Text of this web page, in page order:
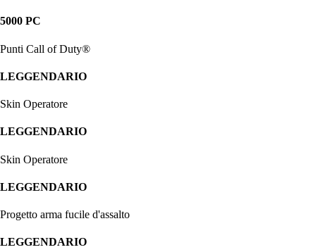
5000 PC
Punti Call of Duty®
LEGGENDARIO
Skin Operatore
LEGGENDARIO
Skin Operatore
LEGGENDARIO
Progetto arma fucile d'assalto
LEGGENDARIO